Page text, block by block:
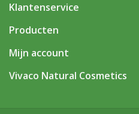
Klantenservice
Producten
Mijn account
Vivaco Natural Cosmetics